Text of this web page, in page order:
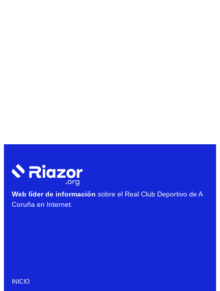
Web líder de información sobre el Real Club Deportivo de A
Coruña en Internet.
INICIO